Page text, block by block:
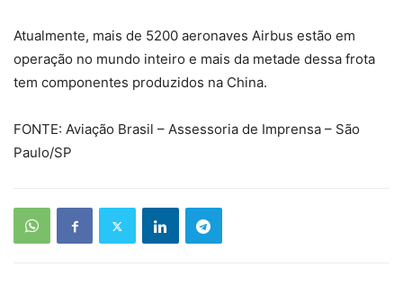
Atualmente, mais de 5200 aeronaves Airbus estão em
operação no mundo inteiro e mais da metade dessa frota
tem componentes produzidos na China.
FONTE: Aviação Brasil – Assessoria de Imprensa – São
Paulo/SP